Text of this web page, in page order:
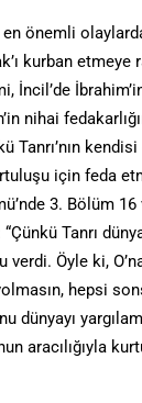
önemli
kurban etmeye
İncil’de
nihai
Tanrı’nın
için feda
3. Bölüm 16
Tanrı
verdi. Öyle ki,
hepsi
dünyayı
aracılığıyla